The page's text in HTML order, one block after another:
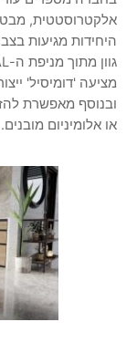
אלקטרוסטטית,
היחידות מגיעות
ובנוסף מאפשרת
או אלומיניום מובנים.